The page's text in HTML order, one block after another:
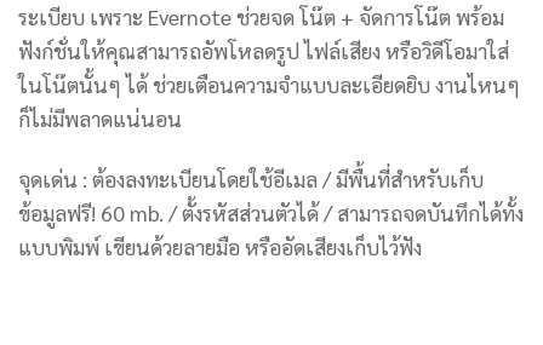
ระเบียบ เพราะ Evernote ช่วยจด โน๊ต + จัดการโน๊ต พร้อม
ฟังก์ชั่นให้คุณสามารถอัพโหลดรูป ไฟล์เสียง หรือวิดีโอมาใส่
ในโน๊ตนั้นๆ ได้ ช่วยเตือนความจำแบบละเอียดยิบ งานไหนๆ
ก็ไม่มีพลาดแน่นอน
จุดเด่น : ต้องลงทะเบียนโดยใช้อีเมล / มีพื้นที่สำหรับเก็บ
ข้อมูลฟรี! 60 mb. / ตั้งรหัสส่วนตัวได้ / สามารถจดบันทึกได้ทั้ง
แบบพิมพ์ เขียนด้วยลายมือ หรืออัดเสียงเก็บไว้ฟัง